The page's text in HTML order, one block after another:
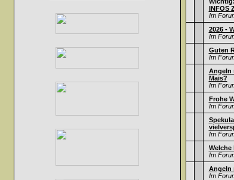
INFOS
Im
2026 -
Im
Guten
Im
Angeln
Mais?
Im
Frohe
Im
Im
Welche
Im
Angeln
Im